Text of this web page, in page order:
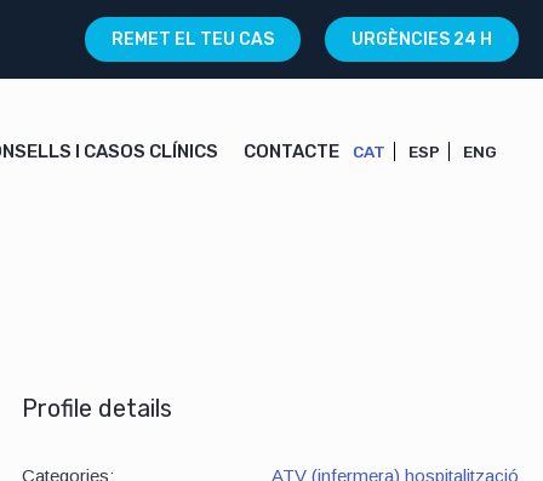
URGÈNCIES 24 H
REMET EL TEU CAS
I CASOS CLÍNICS CONTACTE CAT ESP ENG
Profile details
Categories: ATV (infermera) hospitalització